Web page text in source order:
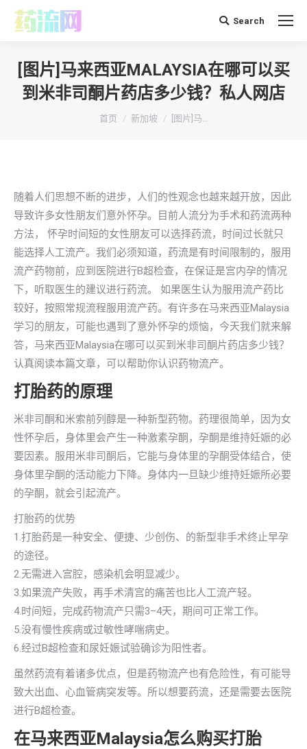
搜 Search
[图片]马来西亚MALAYSIA在哪可以买
到米非司酮片药店多少钱？私人网店
你在这里：
首页 新加坡 [图片]马…
随着人们思想不断的进步，人们的性观念也越来越开放，因此
导致许多女性朋友们意外怀孕。目前人流分为手术和药流两种
方法， 怀孕时间短的女性朋友可以选择药流，时间过长就只
能选择人工流产。我们必须知道，药流是有时间限制的，服用
流产药物前，应到医院进行B超检查，在保证是宫内孕的情况
下，听取医生的建议进行药流。 如果医生认为服用流产药比
较好，按照常规流程服用流产药。有许多在马来西亚Malaysia
学习的朋友，可能也遇到了意外怀孕的烦恼，今天我们就来解
答，马来西亚Malaysia在哪可以买到米非司酮片药店多少钱？
认真阅读本篇文章，可以帮助你认识药物流产。
打胎药的原理
米非司酮和米索前列醇是一种新型药物。药理很简单，因为女
性怀孕后，身体里会产生一种激素孕酮，孕酮是维持妊娠的必
要因素。服用米非司酮后，它能与身体里的孕酮受体结合，使
身体里孕酮的活动能力下降。身体内一旦缺少维持妊娠所必要
的孕酮，就会引起流产。
打胎药的优势
1.打胎药是一种安全、便捷、少创伤、的新型非手术终止早孕
的途径。
2.无需进入宫腔，感染机会明显减少。
3.如果流产失败，再手术清宫的痛苦也比人工流产轻。
4.时间短，完成药物流产只需3–4天，期间可正常工作。
5.没有慢性疾病或过敏性哮喘病史。
6.经过B超检查和尿妊娠试验确诊为阳性者。
虽然药流有着诸多优点，但是药物流产也有危险性，有可能导
致大出血、心血管病突发等。所以想要药流，还是需要去医院
进行B超检查。
在马来西亚Malaysia怎么购买打胎